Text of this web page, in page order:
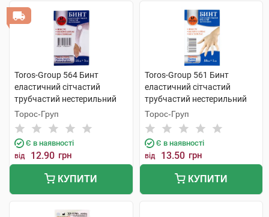
Toros-Group 564 Бинт
еластичний сітчастий
трубчастий нестерильний
25х3 см рука та лікоть 1 шт
Торос-Груп
Є в наявності
від 12.90 грн
КУПИТИ
Toros-Group 561 Бинт
еластичний сітчастий
трубчастий нестерильний
50х1 см палець 1 шт
Торос-Груп
Є в наявності
від 13.50 грн
КУПИТИ